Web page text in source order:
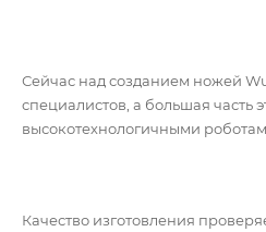
Сейчас над созданием ножей
специалистов, а большая часть
высокотехнологичными
Качество изготовления